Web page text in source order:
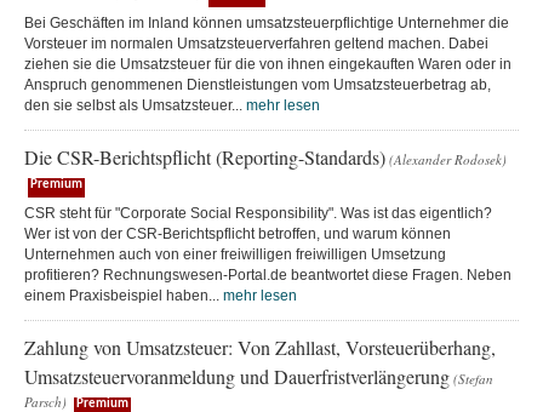
Bei Geschäften im Inland können umsatzsteuerpflichtige Unternehmer die
Vorsteuer im normalen Umsatzsteuerverfahren geltend machen. Dabei
ziehen sie die Umsatzsteuer für die von ihnen eingekauften Waren oder in
Anspruch genommenen Dienstleistungen vom Umsatzsteuerbetrag ab,
den sie selbst als Umsatzsteuer... mehr lesen
Die CSR-Berichtspflicht (Reporting-Standards) (Alexander Rodosek)
Premium
CSR steht für "Corporate Social Responsibility". Was ist das eigentlich?
Wer ist von der CSR-Berichtspflicht betroffen, und warum können
Unternehmen auch von einer freiwilligen freiwilligen Umsetzung
profitieren? Rechnungswesen-Portal.de beantwortet diese Fragen. Neben
einem Praxisbeispiel haben... mehr lesen
Zahlung von Umsatzsteuer: Von Zahllast, Vorsteuerüberhang,
Umsatzsteuervoranmeldung und Dauerfristverlängerung (Stefan
Parsch)
Premium